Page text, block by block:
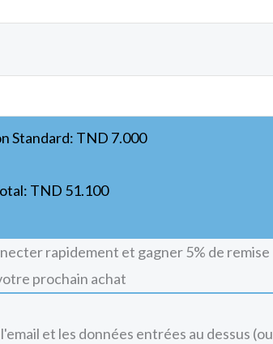
Standard: TND 7.000
TND 51.100
rapidement et gagner 5% de remise
prochain achat
et les données entrées au dessus (ou